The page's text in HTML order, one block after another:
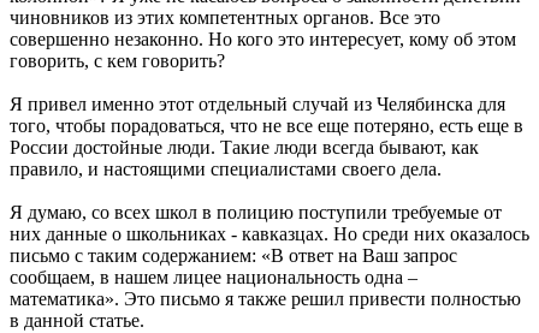
чиновников из этих компетентных органов. Все это
совершенно незаконно. Но кого это интересует, кому об этом
говорить, с кем говорить?
Я привел именно этот отдельный случай из Челябинска для
того, чтобы порадоваться, что не все еще потеряно, есть еще в
России достойные люди. Такие люди всегда бывают, как
правило, и настоящими специалистами своего дела.
Я думаю, со всех школ в полицию поступили требуемые от
них данные о школьниках - кавказцах. Но среди них оказалось
письмо с таким содержанием: «В ответ на Ваш запрос
сообщаем, в нашем лицее национальность одна –
математика». Это письмо я также решил привести полностью
в данной статье.